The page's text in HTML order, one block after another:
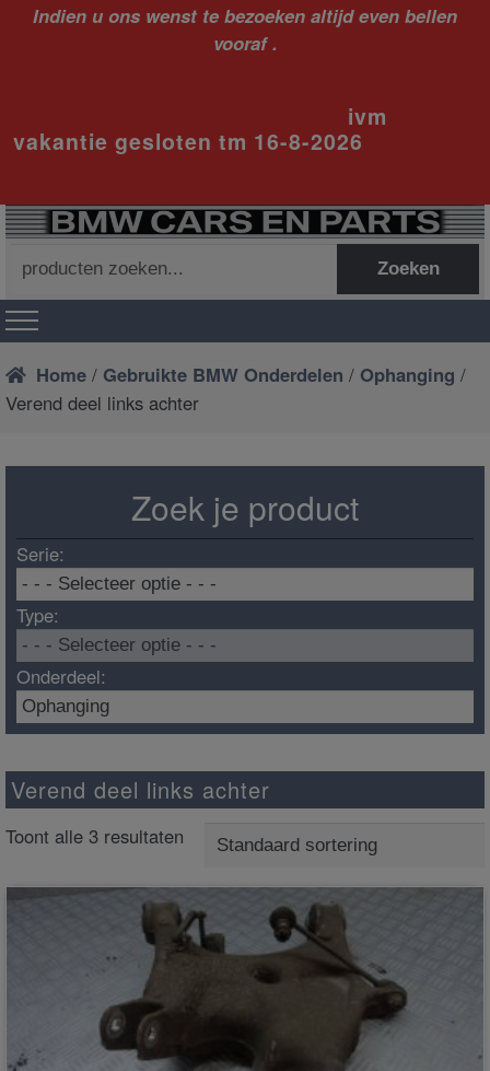
Indien u ons wenst te bezoeken altijd even bellen
vooraf .
ivm
vakantie gesloten tm 16-8-2026
naar:
Zoeken
Home / Gebruikte BMW Onderdelen / Ophanging /
Verend deel links achter
Zoek je product
Serie:
Type:
Onderdeel:
Verend deel links achter
Toont alle 3 resultaten